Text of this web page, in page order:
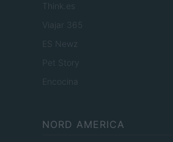
Think.es
Viajar 365
ES Newz
Pet Story
Encocina
NORD AMERICA